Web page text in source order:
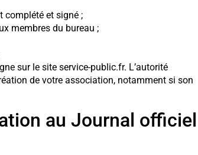
complété et signé ;
membres du bureau ;
sur le site service-public.fr. L’autorité
de votre association, notamment si son
au Journal officiel